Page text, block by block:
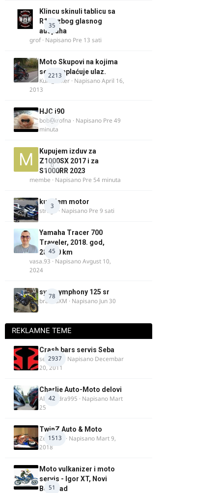
35
Klincu skinuli tablicu sa
R125 zbog glasnog
auspuha
grof· Napisano Pre 13 sati
2213
Moto Skupovi na kojima
se ne naplaćuje ulaz.
Kum_Mixer · NapisanoApril 16,
2013
0
HJC i90
bobi_krofna · Napisano Pre 49
minuta
0
Kupujem izduv za
Z1000SX 2017 i za
S1000RR 2023
membe · Napisano Pre 54 minuta
3
kupujem motor
strugo · Napisano Pre 9 sati
45
Yamaha Tracer 700
Traveler, 2018. god,
28.100 km
vasa.93 · NapisanoAvgust 10,
2024
78
sym symphony 125 sr
brankoXM · Napisano Jun 30
REKLAMNE TEME
2937
Crash bars servis Seba
seba011 · Napisano Decembar
20, 2011
42
Charlie Auto-Moto delovi
Alexandra995 · Napisano Mart
25
1513
TwinZ Auto & Moto
Zeljkamp · Napisano Mart 9,
2018
51
Moto vulkanizer i moto
servis - Igor XT, Novi
Beograd